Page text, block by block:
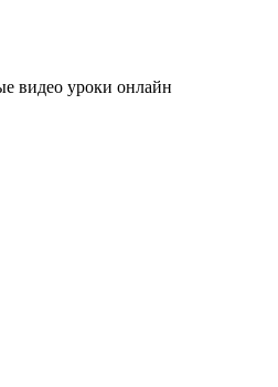
видео уроки онлайн